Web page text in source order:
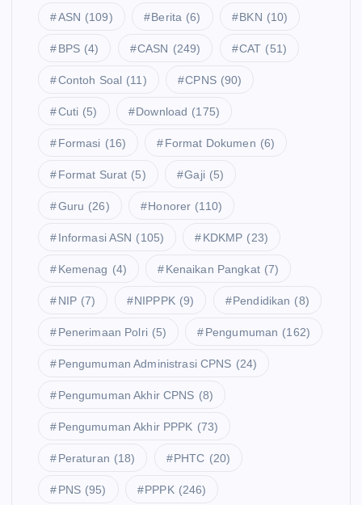
ASN (109) Berita (6) BKN (10)
BPS (4) CASN (249) CAT (51)
Contoh Soal (11) CPNS (90)
Cuti (5) Download (175)
Formasi (16) Format Dokumen (6)
Format Surat (5) Gaji (5)
Guru (26) Honorer (110)
Informasi ASN (105) KDKMP (23)
Kemenag (4) Kenaikan Pangkat (7)
NIP (7) NIPPPK (9) Pendidikan (8)
Penerimaan Polri (5) Pengumuman (162)
Pengumuman Administrasi CPNS (24)
Pengumuman Akhir CPNS (8)
Pengumuman Akhir PPPK (73)
Peraturan (18) PHTC (20)
PNS (95) PPPK (246)